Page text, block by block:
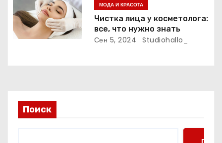
я
м
МОДА И КРАСОТА
Чистка лица у косметолога:
все, что нужно знать
Сен 5, 2024 Studiohallo_
Поиск